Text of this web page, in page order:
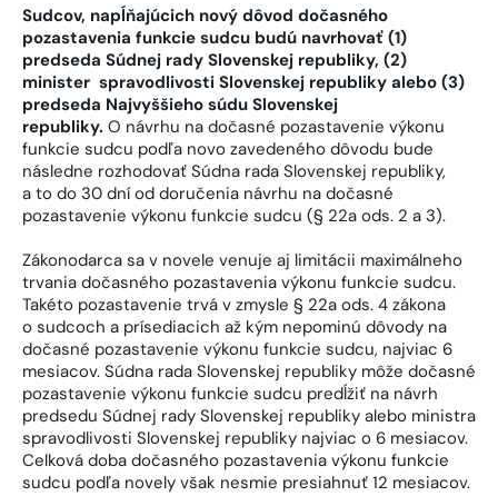
Sudcov, napĺňajúcich nový dôvod dočasného
pozastavenia funkcie sudcu budú navrhovať (1)
predseda Súdnej rady Slovenskej republiky, (2)
minister spravodlivosti Slovenskej republiky alebo (3)
predseda Najvyššieho súdu Slovenskej
republiky. O návrhu na dočasné pozastavenie výkonu
funkcie sudcu podľa novo zavedeného dôvodu bude
následne rozhodovať Súdna rada Slovenskej republiky,
a to do 30 dní od doručenia návrhu na dočasné
pozastavenie výkonu funkcie sudcu (§ 22a ods. 2 a 3).
Zákonodarca sa v novele venuje aj limitácii maximálneho
trvania dočasného pozastavenia výkonu funkcie sudcu.
Takéto pozastavenie trvá v zmysle § 22a ods. 4 zákona
o sudcoch a prísediacich až kým nepominú dôvody na
dočasné pozastavenie výkonu funkcie sudcu, najviac 6
mesiacov. Súdna rada Slovenskej republiky môže dočasné
pozastavenie výkonu funkcie sudcu predĺžiť na návrh
predsedu Súdnej rady Slovenskej republiky alebo ministra
spravodlivosti Slovenskej republiky najviac o 6 mesiacov.
Celková doba dočasného pozastavenia výkonu funkcie
sudcu podľa novely však nesmie presiahnuť 12 mesiacov.